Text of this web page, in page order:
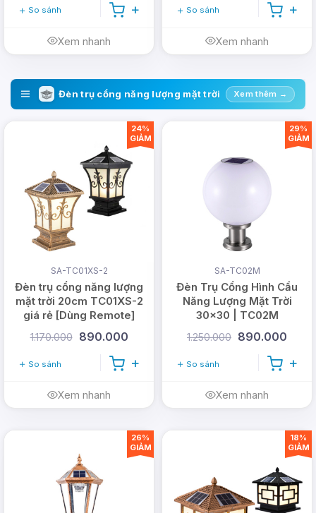
So sánh
Xem nhanh
So sánh
Xem nhanh
Đèn trụ cổng năng lượng mặt trời Xem thêm →
SA-TC01XS-2
Đèn trụ cổng năng lượng
mặt trời 20cm TC01XS-2
giá rẻ [Dùng Remote]
1.170.000 890.000
So sánh
Xem nhanh
24%
GIẢM
SA-TC02M
Đèn Trụ Cổng Hình Cầu
Năng Lượng Mặt Trời
30x30 | TC02M
1.250.000 890.000
So sánh
Xem nhanh
29%
GIẢM
26%
GIẢM
18%
GIẢM